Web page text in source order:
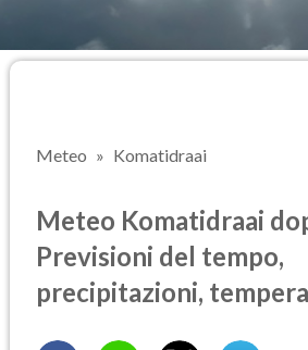
Meteo Komatidraai
Meteo Komatidraai
Previsioni del tempo,
precipitazioni,